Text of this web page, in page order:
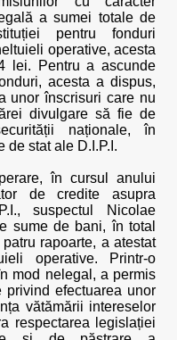
a sumei totale de
pentru fonduri
operative, acesta
lei. Pentru a ascunde
acesta a dispus,
unor înscrisuri care nu
divulgare să fie de
naționale, în
de stat ale D.I.P.I.
în cursul anului
de credite asupra
suspectul Nicolae
sume de bani, în total
rapoarte, a atestat
operative. Printr-o
mod nelegal, a permis
privind efectuarea unor
vătămării intereselor
respectarea legislației